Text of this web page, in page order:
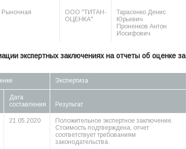
Рыночная
ООО "ТИТАН-
ОЦЕНКА"
Тарасенко Денис
Юрьевич
Проненков Антон
Иосифович
экспертных заключениях на отчеты об оценке за
Экспертиза
Дата
составления
Результат
21.05.2020
Положительное экспертное заключение.
Стоимость подтверждена, отчет
соответствует требованиям
законодательства.